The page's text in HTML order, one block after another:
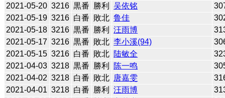
2021-05-20 3216 黒番 勝利 吴依铭
2021-05-19 3216 白番 敗北 鲁佳
2021-05-18 3216 黒番 勝利 汪雨博
2021-05-17 3216 黒番 敗北 李小溪(94)
2021-05-15 3216 白番 敗北 陆敏全
2021-04-03 3218 黒番 勝利 陈一鸣
2021-04-02 3218 白番 敗北 唐嘉雯
2021-04-01 3218 白番 勝利 汪雨博